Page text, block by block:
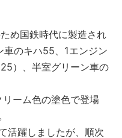
め国鉄時代に製造され
のキハ55、1エンジン
）、半室グリーン車の
ーム色の塗色で登場
活躍しましたが、順次